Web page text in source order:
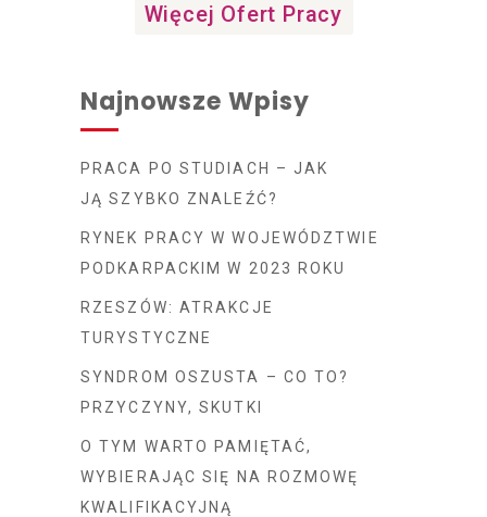
Więcej Ofert Pracy
Najnowsze Wpisy
PRACA PO STUDIACH – JAK
JĄ SZYBKO ZNALEŹĆ?
RYNEK PRACY W WOJEWÓDZTWIE
PODKARPACKIM W 2023 ROKU
RZESZÓW: ATRAKCJE
TURYSTYCZNE
SYNDROM OSZUSTA – CO TO?
PRZYCZYNY, SKUTKI
O TYM WARTO PAMIĘTAĆ,
WYBIERAJĄC SIĘ NA ROZMOWĘ
KWALIFIKACYJNĄ